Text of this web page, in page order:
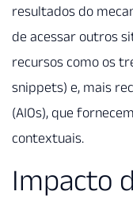
resultados do
de acessar outros
recursos como os
snippets) e, mais
(AIOs), que
contextuais.
Impacto